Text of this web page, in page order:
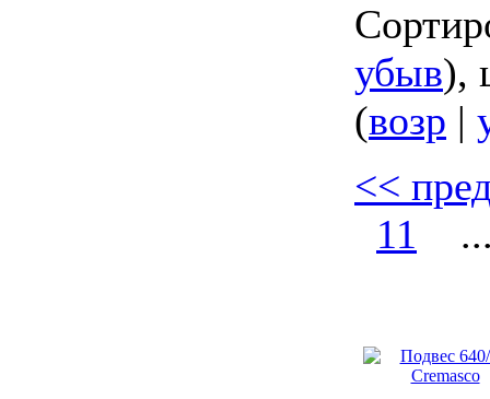
убыв),
(возр |
<<
11